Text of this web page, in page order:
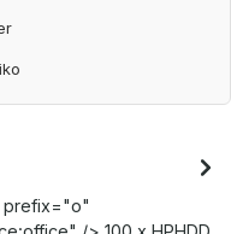
prefix="o"